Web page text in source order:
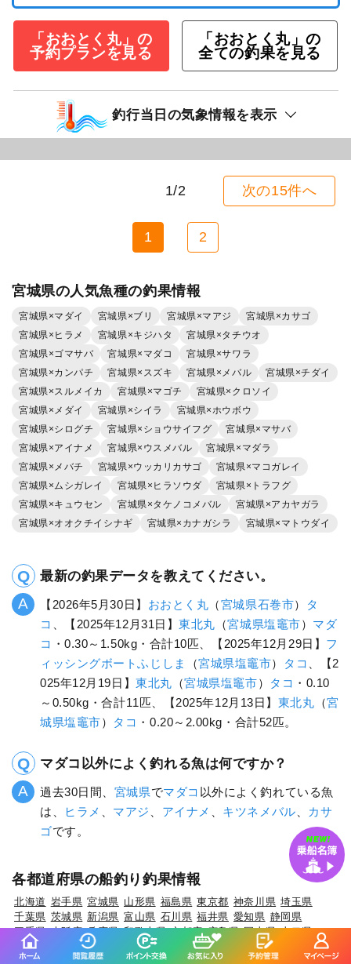
「おおとく丸」の
予約プランを見る
「おおとく丸」の
全ての釣果を見る
釣行当日の気象情報を表示
1/2 次の15件へ
1 2
宮城県の人気魚種の釣果情報
宮城県×マダイ 宮城県×ブリ 宮城県×マアジ
宮城県×カサゴ
宮城県×ヒラメ
宮城県×キジハタ
宮城県×タチウオ
宮城県×ゴマサバ
宮城県×マダコ
宮城県×サワラ
宮城県×カンパチ
宮城県×スズキ 宮城県×メバル
宮城県×チダイ
宮城県×スルメイカ
宮城県×マゴチ
宮城県×クロソイ
宮城県×メダイ
宮城県×シイラ
宮城県×ホウボウ
宮城県×シログチ
宮城県×ショウサイフグ
宮城県×マサバ
宮城県×アイナメ
宮城県×ウスメバル
宮城県×マダラ
宮城県×メバチ
宮城県×ウッカリカサゴ
宮城県×マコガレイ
宮城県×ムシガレイ
宮城県×ヒラソウダ
宮城県×トラフグ
宮城県×キュウセン
宮城県×タケノコメバル
宮城県×アカヤガラ
宮城県×オオクチイシナギ
宮城県×カナガシラ 宮城県×マトウダイ
最新の釣果データを教えてください。
【2026年5月30日】 おおとく丸 （宮城県石巻市）
タ
コ
、【2025年12月31日】東北丸 （宮城県塩竈市） マダ
コ ・0.30～1.50kg・合計10匹、【2025年12月29日】 フ
ィッシングボートふじしま
（宮城県塩竈市） タコ
、【2
025年12月19日】東北丸 （宮城県塩竈市） タコ ・0.10
～0.50kg・合計11匹、【2025年12月13日】 東北丸 （宮
城県塩竈市） タコ ・0.20～2.00kg・合計52匹。
マダコ以外によく釣れる魚は何ですか？
過去30日間、 宮城県でマダコ 以外によく釣れている魚
は、
ヒラメ マアジ アイナメ キツネメバル
カサ
ゴです。
各都道府県の船釣り釣果情報
北海道 岩手県 宮城県 山形県 福島県 東京都 神奈川県 埼玉県
千葉県 茨城県 新潟県 富山県 石川県 福井県 愛知県 静岡県
三重県 大阪府 兵庫県 和歌山県 京都府 広島県 岡山県 山口県
鳥取県
島根県 高知県 香川県 徳島県 愛媛県 福岡県 佐賀県
長崎県
熊本県 大分県 鹿児島県 沖縄県